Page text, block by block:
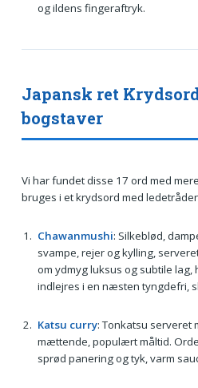
og ildens fingeraftryk.
Japansk ret
bogstaver
Vi har fundet disse 17 ord med
bruges i et krydsord med
Chawanmushi: Silkeblød,
svampe, rejer og kylling,
om ydmyg luksus og subtile lag,
indlejres i en næsten tyngdefri,
Katsu curry: Tonkatsu serveret
mættende, populært måltid.
sprød panering og tyk, varm